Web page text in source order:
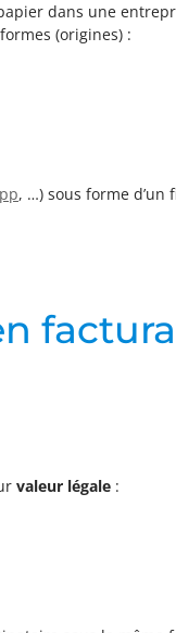
dans une
(origines) :
, …) sous forme d’un
valeur légale :